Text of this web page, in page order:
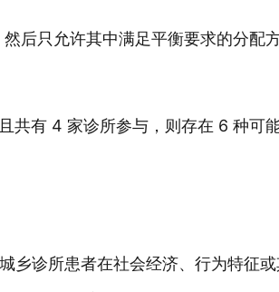
后只允许其中满足平衡要求的分配
共有 4 家诊所参与，则存在 6 种可
乡诊所患者在社会经济、行为特征